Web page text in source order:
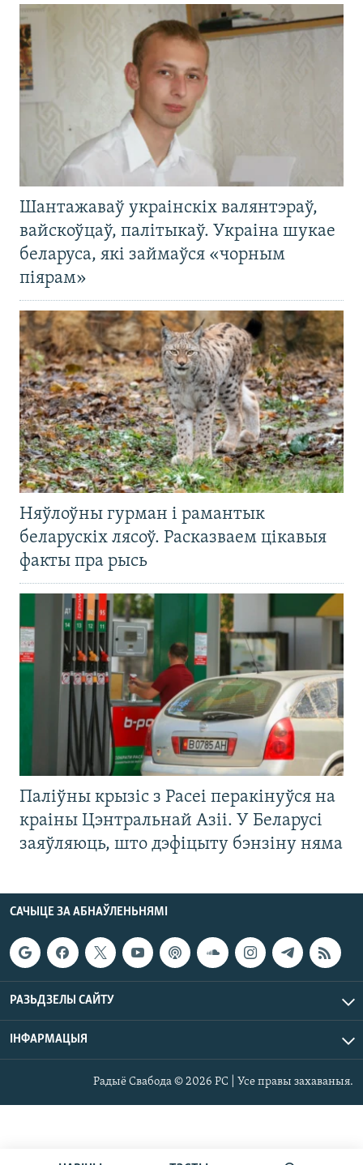
Шантажаваў украінскіх валянтэраў,
вайскоўцаў, палітыкаў. Украіна шукае
беларуса, які займаўся «чорным
піярам»
Няўлоўны гурман і рамантык
беларускіх лясоў. Расказваем цікавыя
факты пра рысь
Паліўны крызіс з Расеі перакінуўся на
краіны Цэнтральнай Азіі. У Беларусі
заяўляюць, што дэфіцыту бэнзіну няма
САЧЫЦЕ ЗА АБНАЎЛЕНЬНЯМІ
РАЗЬДЗЕЛЫ САЙТУ
ІНФАРМАЦЫЯ
Радыё Свабода © 2026 РС | Усе правы захаваныя.